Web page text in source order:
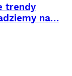
trendy
na…